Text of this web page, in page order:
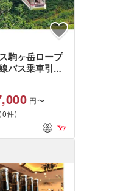
駒ヶ岳ロープ
バス乗車引換
ェイ 路線バス
円〜
(0件)